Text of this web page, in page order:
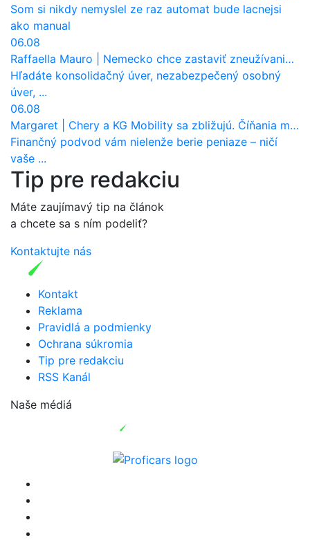
Som si nikdy nemyslel ze raz automat bude lacnejsi
ako manual
06.08
Raffaella Mauro
Nemecko chce zastaviť zneužívanie dotácií na elektromobily. Pritvrdí pravidlá
Hľadáte konsolidačný úver, nezabezpečený osobný
úver, ...
06.08
Margaret
Chery a KG Mobility sa zbližujú. Číňania môžu získať 10 % bývalého SsangYongu
Finančný podvod vám nielenže berie peniaze – ničí
vaše ...
Tip pre redakciu
Máte zaujímavý tip na článok
a chcete sa s ním podeliť?
Kontaktujte nás
Kontakt
Reklama
Pravidlá a podmienky
Ochrana súkromia
Tip pre redakciu
RSS Kanál
Naše médiá